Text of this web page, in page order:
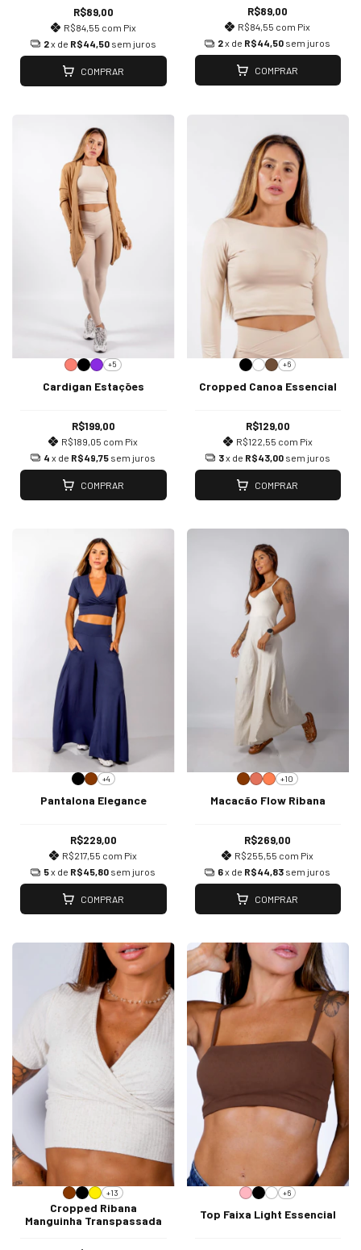
R$89,00
R$84,55 com Pix
2x de R$44,50 sem juros
COMPRAR
R$89,00
R$84,55 com Pix
2x de R$44,50 sem juros
COMPRAR
+5
Cardigan Estações
R$199,00
R$189,05 com Pix
4 x de R$49,75 sem juros
COMPRAR
+6
Cropped Canoa Essencial
R$129,00
R$122,55 com Pix
3x de R$43,00 sem juros
COMPRAR
+4
Pantalona Elegance
R$229,00
R$217,55 com Pix
5x de R$45,80 sem juros
COMPRAR
+10
Macacão Flow Ribana
R$269,00
R$255,55 com Pix
6x de R$44,83 sem juros
COMPRAR
+13
Cropped Ribana
Manguinha Transpassada
+6
Top Faixa Light Essencial